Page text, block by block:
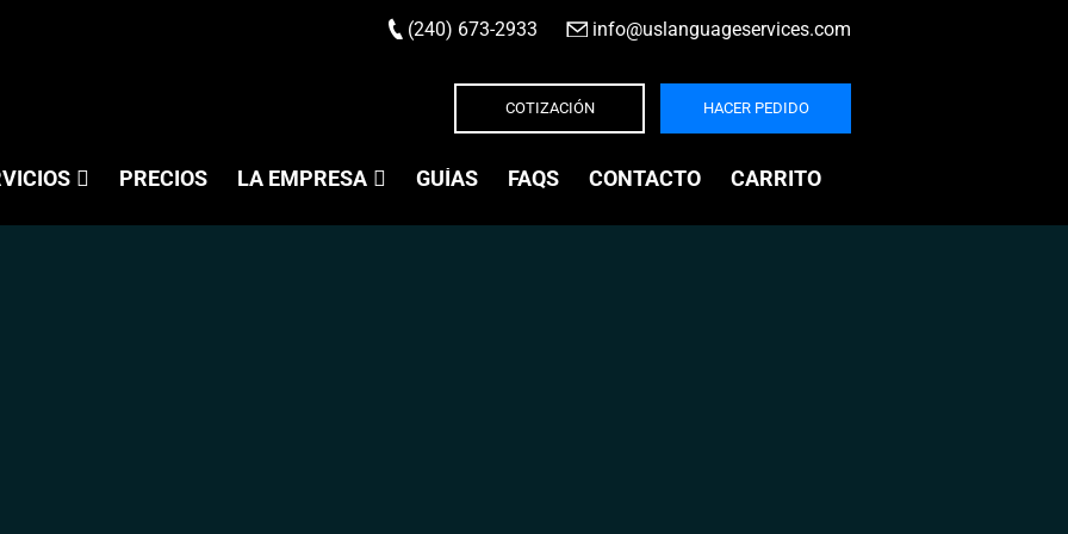
(240) 673-2933 info@uslanguageservices.com
COTIZACIÓN HACER PEDIDO
PRECIOS LA EMPRESA GUÍAS FAQS CONTACTO CARRITO